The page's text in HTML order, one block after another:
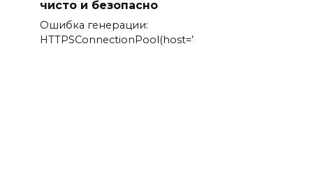
чисто и безопасно
Ошибка генерации:
HTTPSConnectionPool(host=’